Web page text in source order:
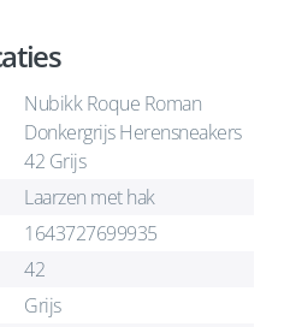
Nubikk Roque Roman
Donkergrijs Herensneakers
42 Grijs
Laarzen met hak
1643727699935
42
Grijs